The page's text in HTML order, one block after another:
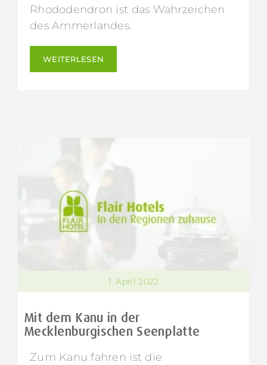
Rhododendron ist das Wahrzeichen
des Ammerlandes.
WEITERLESEN
1. April 2022
Mit dem Kanu in der
Mecklenburgischen Seenplatte
Zum Kanu fahren ist die